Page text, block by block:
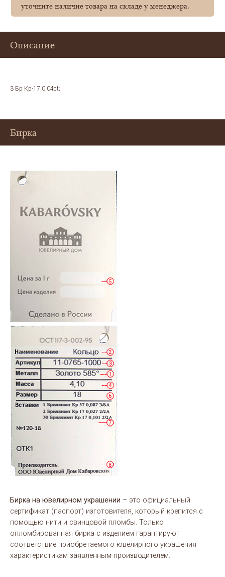
уточните наличие товара на складе у менеджера.
Описание
3 Бр Кр-17 0.04ct;
Бирка
Бирка на ювелирном украшении – это официальный
сертификат (паспорт) изготовителя, который крепится с
помощью нити и свинцовой пломбы. Только
опломбированная бирка с изделием гарантируют
соответствие приобретаемого ювелирного украшения
характеристикам заявленным производителем.